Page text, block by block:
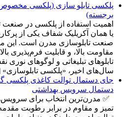
پلکسی تابلو سازی (پلکسی
برجسته)
اهمیت استفاده از پلکسی در
یا همان آکریلیک شفاف یکی از
صنعت تابلوسازی مدرن است. این
مقاومت بالا، و قابلیت فرم‌پذیری
تابلوهای تبلیغاتی و لوگوهای نوری
سال‌های اخیر، «پلکسی
جای دستمال توالت کاغذی پلکسی
دستمال سرویس بهداشتی
✅ مدرن‌ترین انتخاب برای
تمیز و مقاوم در برابر رطوبت